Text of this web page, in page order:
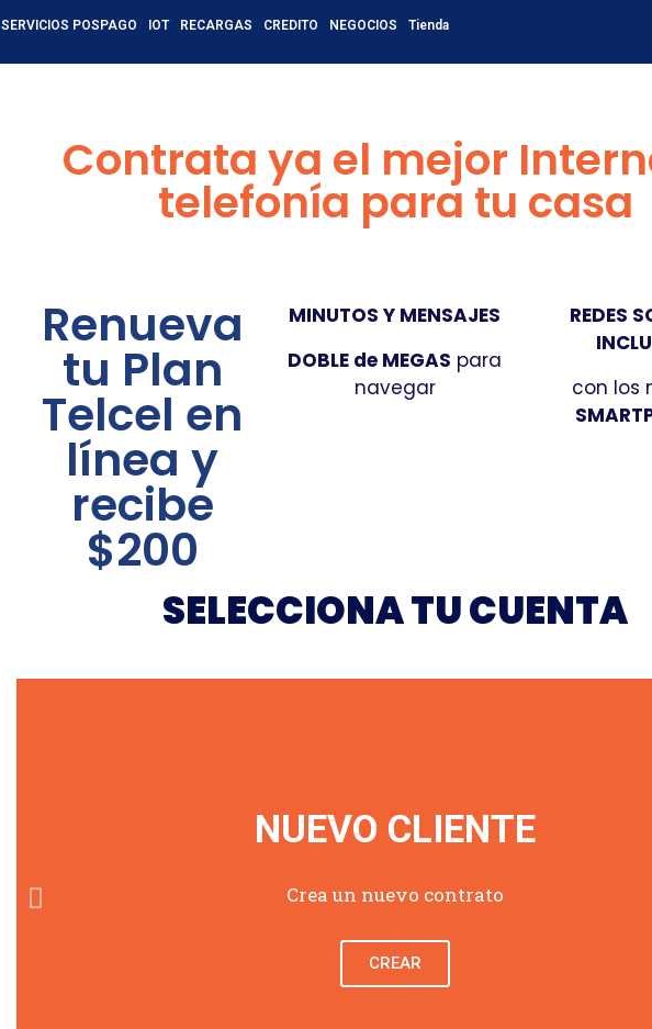
SERVICIOS POSPAGO IOT RECARGAS CREDITO NEGOCIOS Tienda
Contrata ya el mejor
telefonía para tu casa
Renueva
tu Plan
Telcel en
línea y
recibe
$200
MINUTOS Y MENSAJES
DOBLE de MEGAS para
navegar
REDES
con los
SELECCIONA TU CUENTA
NUEVO CLIENTE
Crea un nuevo contrato
CREAR